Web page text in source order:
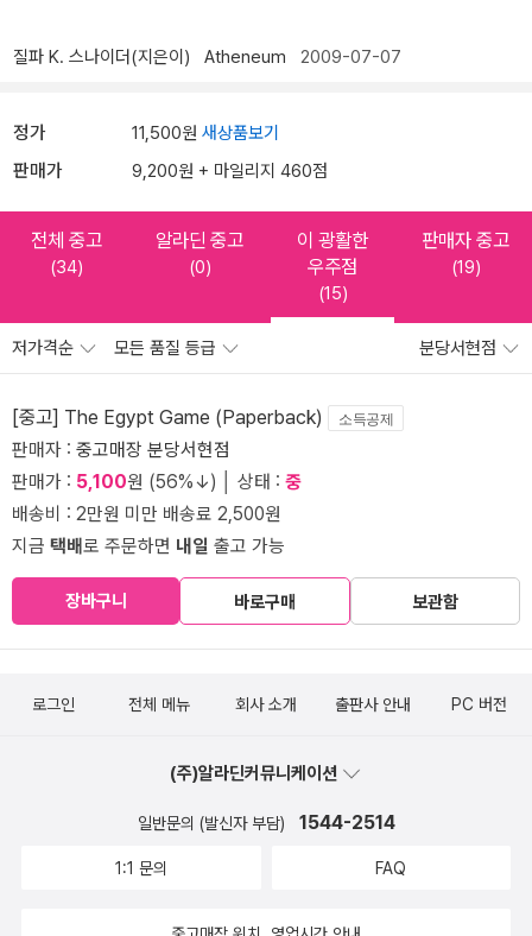
질파 K. 스나이더(지은이) Atheneum 2009-07-07
정가 11,500원 새상품보기
판매가 9,200원 + 마일리지 460점
전체 중고
(34)
알라딘 중고
(0)
이 광활한
우주점
(15)
판매자 중고
(19)
저가격순 모든 품질 등급 분당서현점
[중고] The Egypt Game (Paperback) 소득공제
판매자 : 중고매장 분당서현점
판매가 : 5,100원 (56%↓) │ 상태 : 중
배송비 : 2만원 미만 배송료 2,500원
지금 택배로 주문하면 내일 출고 가능
장바구니 바로구매 보관함
로그인 전체 메뉴 회사 소개 출판사 안내 PC 버전
(주)알라딘커뮤니케이션
일반문의 (발신자 부담) 1544-2514
1:1 문의 FAQ